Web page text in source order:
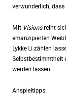
verwunderlich,
Mit Visionsreiht
emanzipierten
Lykke Li zählen
Selbstbestimmtheit
werden lassen.
Anspieltipps: